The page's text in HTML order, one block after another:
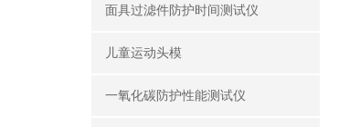
面具过滤件防护时间测试仪
儿童运动头模
一氧化碳防护性能测试仪